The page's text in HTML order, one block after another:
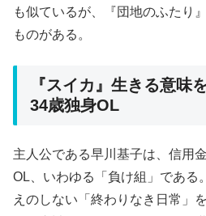
も似ているが、『団地のふたり
ものがある。
『スイカ』生きる意味
34歳独身OL
主人公である早川基子は、信用
OL、いわゆる「負け組」である
えのしない「終わりなき日常」